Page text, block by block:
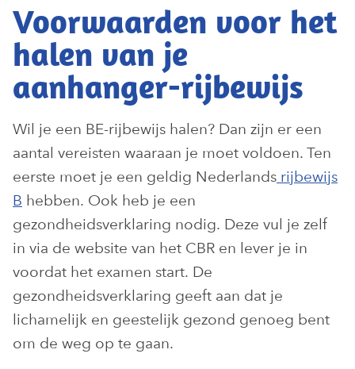
Voorwaarden voor het
halen van je
aanhanger-rijbewijs
Wil je een BE-rijbewijs halen? Dan zijn er een
aantal vereisten waaraan je moet voldoen. Ten
eerste moet je een geldig Nederlands rijbewijs
B hebben. Ook heb je een
gezondheidsverklaring nodig. Deze vul je zelf
in via de website van het CBR en lever je in
voordat het examen start. De
gezondheidsverklaring geeft aan dat je
lichamelijk en geestelijk gezond genoeg bent
om de weg op te gaan.